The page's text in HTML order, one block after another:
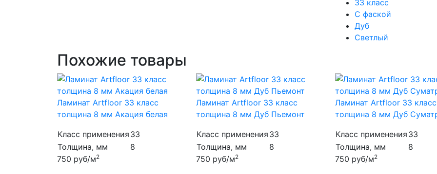
33 класс
С фаской
Дуб
Светлый
Похожие товары
Ламинат Artfloor 33 класс
толщина 8 мм Акация белая
Класс применения 33
Толщина, мм
8
750 руб/м2
Ламинат Artfloor 33 класс
толщина 8 мм Дуб Пьемонт
Класс применения 33
Толщина, мм
8
750 руб/м2
Ламинат Artfloor 33 класс
толщина 8 мм Дуб
Класс применения 33
Толщина, мм
8
750 руб/м2